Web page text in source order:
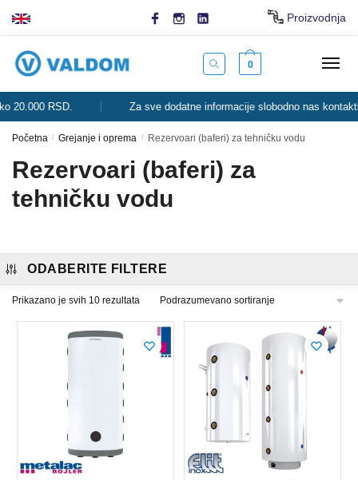
Proizvodnja
0
RSD. Za sve dodatne informacije slobodno nas
Početna / Grejanje i oprema / Rezervoari (baferi) za tehničku vodu
Rezervoari (baferi) za
tehničku vodu
ODABERITE FILTERE
Prikazano je svih 10 rezultata